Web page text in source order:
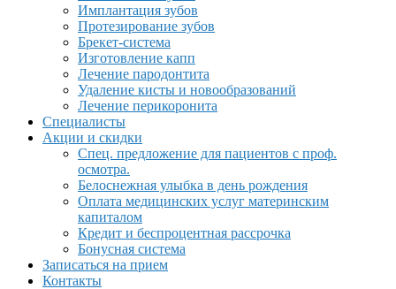
Имплантация зубов
Протезирование зубов
Брекет-система
Изготовление капп
Лечение пародонтита
Удаление кисты и новообразований
Лечение перикоронита
Специалисты
Акции и скидки
Спец. предложение для пациентов с проф.
осмотра.
Белоснежная улыбка в день рождения
Оплата медицинских услуг материнским
капиталом
Кредит и беспроцентная рассрочка
Бонусная система
Записаться на прием
Контакты